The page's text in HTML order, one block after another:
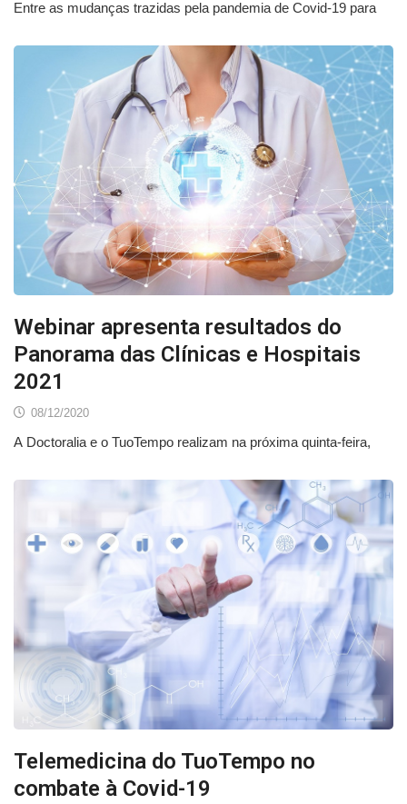
Entre as mudanças trazidas pela pandemia de Covid-19 para
Webinar apresenta resultados do
Panorama das Clínicas e Hospitais
2021
08/12/2020
A Doctoralia e o TuoTempo realizam na próxima quinta-feira,
Telemedicina do TuoTempo no
combate à Covid-19